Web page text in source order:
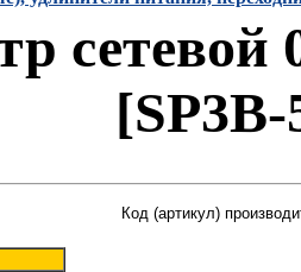
сетевой
Код (артикул)